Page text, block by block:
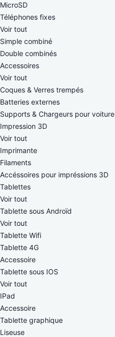
MicroSD
Téléphones fixes
Voir tout
Simple combiné
Double combinés
Accessoires
Voir tout
Coques & Verres trempés
Batteries externes
Supports & Chargeurs pour voiture
Impression 3D
Voir tout
Imprimante
Filaments
Accéssoires pour impréssions 3D
Tablettes
Voir tout
Tablette sous Androïd
Voir tout
Tablette Wifi
Tablette 4G
Accessoire
Tablette sous IOS
Voir tout
IPad
Accessoire
Tablette graphique
Liseuse